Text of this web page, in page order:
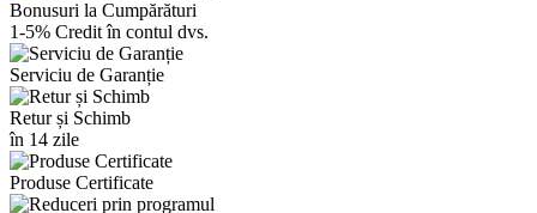
Bonusuri la Cumpărături
1-5% Credit în contul dvs.
Serviciu de Garanție
Retur și Schimb
în 14 zile
Produse Certificate